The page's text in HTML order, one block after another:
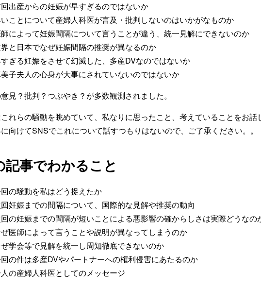
出産からの妊娠が早すぎるのではないか
ことについて産婦人科医が言及・批判しないのはいかがなものか
によって妊娠間隔について言うことが違う、統一見解にできないのか
と日本でなぜ妊娠間隔の推奨が異なるのか
ぎる妊娠をさせて幻滅した、多産DVなのではないか
子夫人の心身が大事にされていないのではないか
見？批判？つぶやき？が多数観測されました。
れらの騒動を眺めていて、私なりに思ったこと、考えていることをお話
向けてSNSでこれについて話すつもりはないので、ご了承ください。。
記事でわかること
の騒動を私はどう捉えたか
妊娠までの間隔について、国際的な見解や推奨の動向
の妊娠までの間隔が短いことによる悪影響の確からしさは実際どうなの
医師によって言うことや説明が異なってしまうのか
学会等で見解を統一し周知徹底できないのか
の件は多産DVやパートナーへの権利侵害にあたるのか
の産婦人科医としてのメッセージ